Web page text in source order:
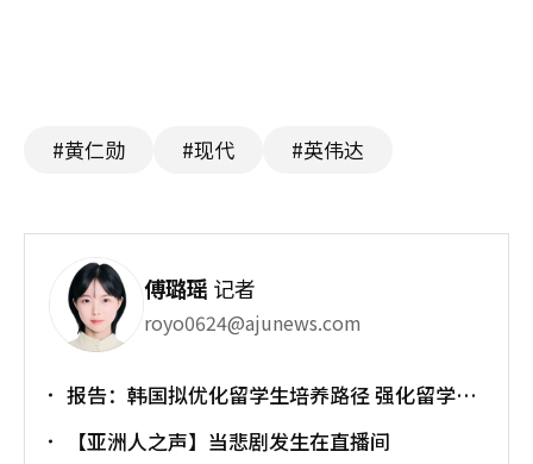
#黄仁勋 #现代 #英伟达
傅璐瑶 记者
royo0624@ajunews.com
报告：韩国拟优化留学生培养路径 强化留学就
【亚洲人之声】当悲剧发生在直播间